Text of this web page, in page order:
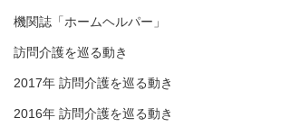
機関誌「ホームヘルパー」
訪問介護を巡る動き
2017年 訪問介護を巡る動き
2016年 訪問介護を巡る動き